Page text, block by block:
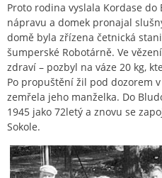
Proto rodina vyslala Kordase
nápravu a domek pronajal
domě byla zřízena četnická
šumperské Robotárně. Ve
zdraví – pozbyl na váze 20 kg,
Po propuštění žil pod dozorem
zemřela jeho manželka. Do
1945 jako 72letý a znovu se
Sokole.